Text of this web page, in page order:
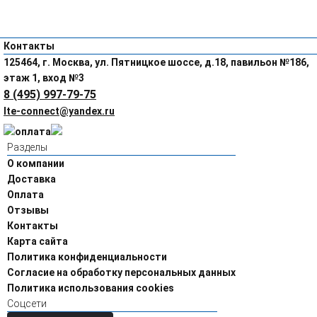
Контакты
125464, г. Москва, ул. Пятницкое шоссе, д.18, павильон №186,
этаж 1, вход №3
8 (495) 997-79-75
lte-connect@yandex.ru
Разделы
О компании
Доставка
Оплата
Отзывы
Контакты
Карта сайта
Политика конфиденциальности
Согласие на обработку персональных данных
Политика использования cookies
Соцсети